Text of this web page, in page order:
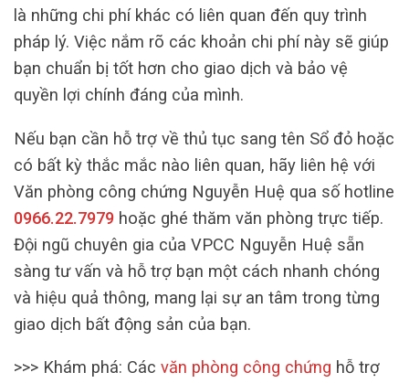
là những chi phí khác có liên quan đến quy trình
pháp lý. Việc nắm rõ các khoản chi phí này sẽ giúp
bạn chuẩn bị tốt hơn cho giao dịch và bảo vệ
quyền lợi chính đáng của mình.
Nếu bạn cần hỗ trợ về thủ tục sang tên Sổ đỏ hoặc
có bất kỳ thắc mắc nào liên quan, hãy liên hệ với
Văn phòng công chứng Nguyễn Huệ qua số hotline
0966.22.7979 hoặc ghé thăm văn phòng trực tiếp.
Đội ngũ chuyên gia của VPCC Nguyễn Huệ sẵn
sàng tư vấn và hỗ trợ bạn một cách nhanh chóng
và hiệu quả thông, mang lại sự an tâm trong từng
giao dịch bất động sản của bạn.
>>> Khám phá: Các văn phòng công chứng hỗ trợ